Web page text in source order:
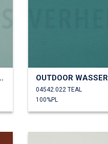
04542.022 TEAL
100%PL